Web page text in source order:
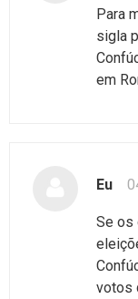
Para
sigla
em
Eu
Se os
votos